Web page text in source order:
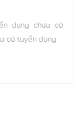
dụng chưa có
có tuyển dụng